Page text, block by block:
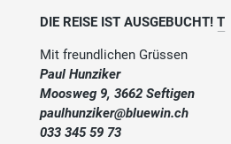
DIE REISE IST AUSGEBUCHT! T
Mit freundlichen Grüssen
Paul Hunziker
Moosweg 9, 3662 Seftigen
paulhunziker@bluewin.ch
033 345 59 73